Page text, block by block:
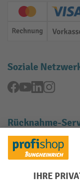
Creditcard
Rechnung
Soziale
Facebook
YouTubeLinkedIn
Rücknahme-
Elektrogeräte
Batterie Rückname